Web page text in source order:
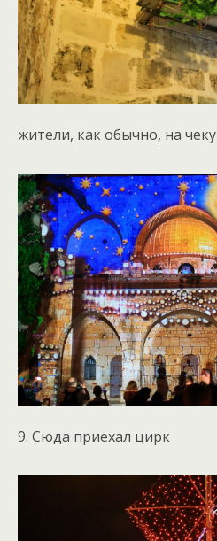
жители, как обычно, на чеку
9. Сюда приехал цирк